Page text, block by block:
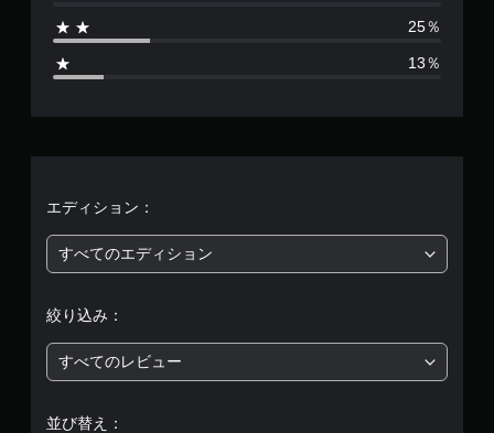
、
は
段
階
25％
13％
エディション：
すべてのエディション
絞り込み：
すべてのレビュー
並び替え：